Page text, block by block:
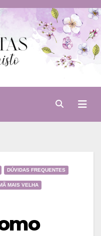
DÚVIDAS FREQUENTES
MAIS VELHA